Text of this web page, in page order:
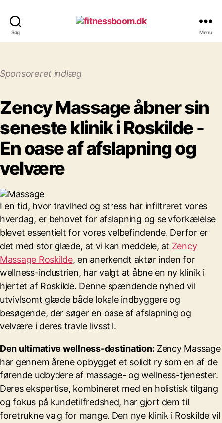
Søg Menu
Sponsoreret indlæg
Zency Massage åbner sin
seneste klinik i Roskilde -
En oase af afslapning og
velvære
I en tid, hvor travlhed og stress har infiltreret vores
hverdag, er behovet for afslapning og selvforkælelse
blevet essentielt for vores velbefindende. Derfor er
det med stor glæde, at vi kan meddele, at Zency
Massage Roskilde, en anerkendt aktør inden for
wellness-industrien, har valgt at åbne en ny klinik i
hjertet af Roskilde. Denne spændende nyhed vil
utvivlsomt glæde både lokale indbyggere og
besøgende, der søger en oase af afslapning og
velvære i deres travle livsstil.
Den ultimative wellness-destination: Zency Massage
har gennem årene opbygget et solidt ry som en af de
førende udbydere af massage- og wellness-tjenester.
Deres ekspertise, kombineret med en holistisk tilgang
og fokus på kundetilfredshed, har gjort dem til
foretrukne valg for mange. Den nye klinik i Roskilde vil